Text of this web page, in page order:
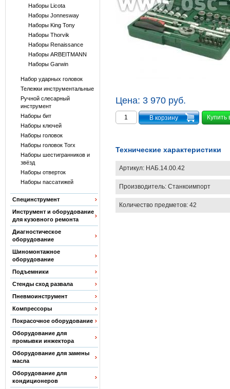
Наборы Licota
Наборы Jonnesway
Наборы King Tony
Наборы Thorvik
Наборы Renaissance
Наборы ARBEITMANN
Наборы Garwin
Набор ударных головок
Тележки инструментальные
Ручной слесарный
инструмент
Наборы бит
Наборы ключей
Наборы головок
Наборы головок Torx
Наборы шестигранников и
звёзд
Наборы отверток
Наборы пассатижей
Специнструмент
Инструмент и оборудование
для кузовного ремонта
Диагностическое
оборудование
Шиномонтажное
оборудование
Подъемники
Стенды сход развала
Пневмоинструмент
Компрессоры
Покрасочное оборудование
Оборудование для
промывки инжектора
Оборудование для замены
масла
Оборудование для
кондиционеров
Цена: 3 970 руб.
Купить
Технические характеристики
Артикул: НАБ.14.00.42
Производитель: Станкоимпорт
Количество предметов: 42